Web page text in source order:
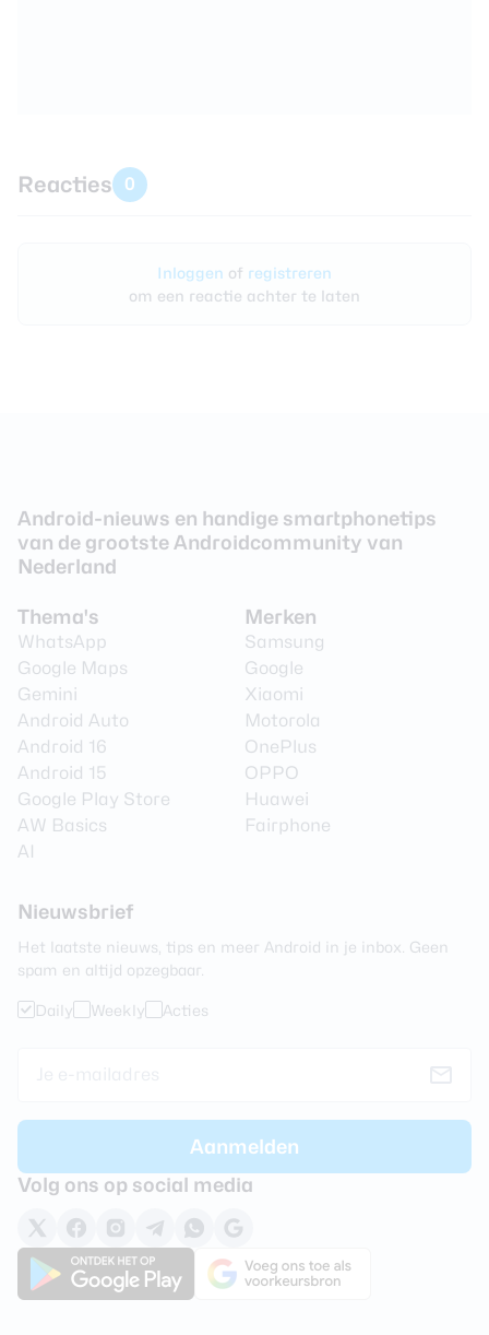
Reacties 0
Inloggen of registreren
om een reactie achter te laten
Android-nieuws en handige smartphonetips
van de grootste Androidcommunity van
Nederland
Thema's
WhatsApp
Google Maps
Gemini
Android Auto
Android 16
Android 15
Google Play Store
AW Basics
AI
Merken
Samsung
Google
Xiaomi
Motorola
OnePlus
OPPO
Huawei
Fairphone
Nieuwsbrief
Het laatste nieuws, tips en meer Android in je inbox. Geen
spam en altijd opzegbaar.
Daily Weekly Acties
Volg ons op social media